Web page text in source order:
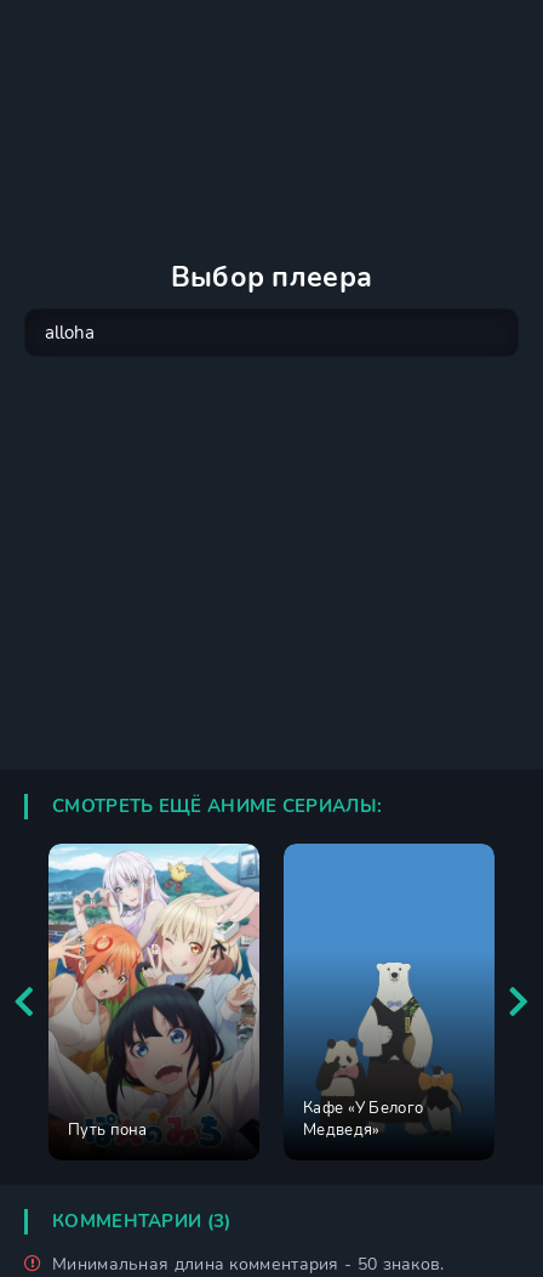
Выбор плеера
СМОТРЕТЬ ЕЩЁ АНИМЕ СЕРИАЛЫ:
Путь пона
Кафе «У Белого
Медведя»
КОММЕНТАРИИ (3)
Минимальная длина комментария - 50 знаков.